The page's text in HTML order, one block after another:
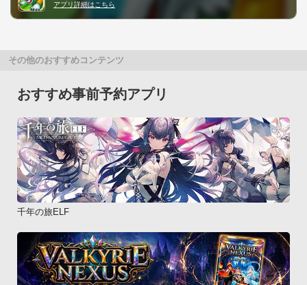
アプリ詳細はこちら
その他のおすすめコンテンツ
おすすめ事前予約アプリ
千年の旅ELF